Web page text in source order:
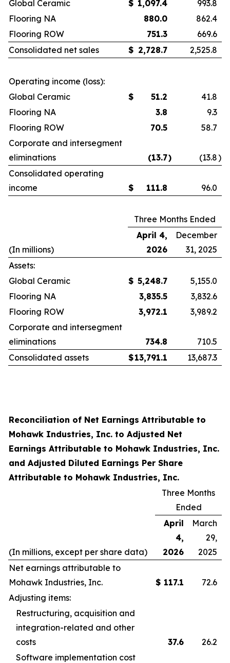
Global Ceramic $ 1,097.4
993.8
Flooring NA
880.0
862.4
Flooring ROW
751.3
669.6
Consolidated net sales
$ 2,728.7 2,525.8
Operating income (loss):
Global Ceramic
$ 51.2
41.8
Flooring NA
3.8
9.3
Flooring ROW
70.5
58.7
Corporate and intersegment
eliminations
(13.7) (13.8)
Consolidated operating
income
$ 111.8 96.0
Three Months Ended
(In millions)
April 4,
2026
December
31, 2025
Assets:
Global Ceramic
$ 5,248.7
5,155.0
Flooring NA
3,835.5
3,832.6
Flooring ROW
3,972.1
3,989.2
Corporate and intersegment
eliminations
734.8
710.5
Consolidated assets
$13,791.1 13,687.3
Reconciliation of Net Earnings Attributable to
Mohawk Industries, Inc. to Adjusted Net
Earnings Attributable to Mohawk Industries, Inc.
and Adjusted Diluted Earnings Per Share
Attributable to Mohawk Industries, Inc.
Three Months
Ended
(In millions, except per share data)
April
4,
2026
March
29,
2025
Net earnings attributable to
Mohawk Industries, Inc.
$ 117.1
72.6
Adjusting items:
Restructuring, acquisition and
integration-related and other
costs
37.6
26.2
Software implementation cost